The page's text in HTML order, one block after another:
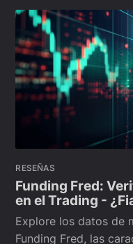
RESEÑAS
Funding Fred:
en el Trading -
Explore los datos de
Funding Fred, las